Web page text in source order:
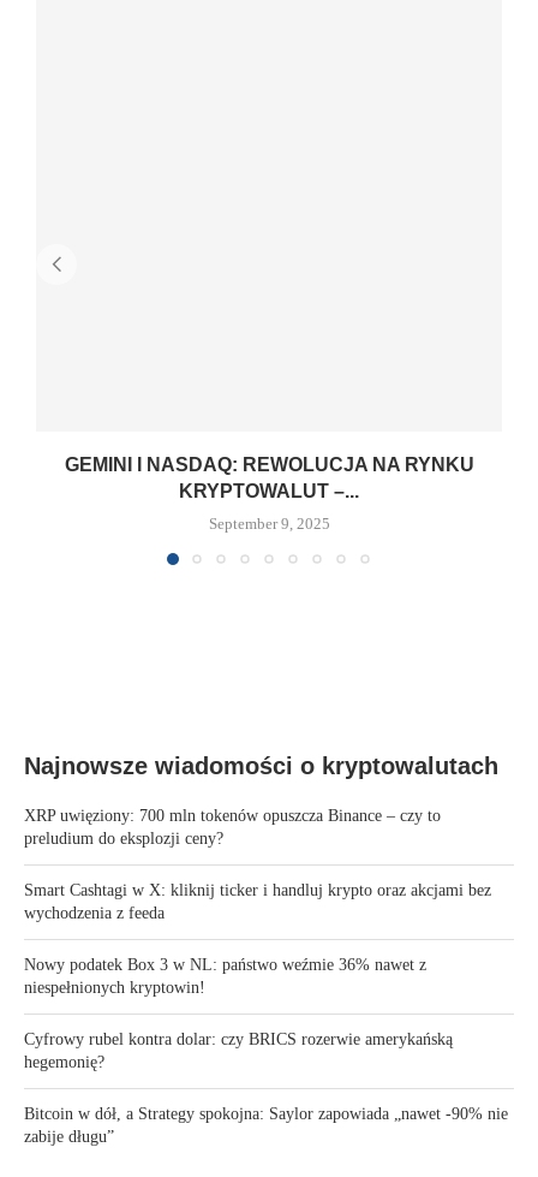
GEMINI I NASDAQ: REWOLUCJA NA RYNKU
KRYPTOWALUT –...
September 9, 2025
Najnowsze wiadomości o kryptowalutach
XRP uwięziony: 700 mln tokenów opuszcza Binance – czy to
preludium do eksplozji ceny?
Smart Cashtagi w X: kliknij ticker i handluj krypto oraz akcjami bez
wychodzenia z feeda
Nowy podatek Box 3 w NL: państwo weźmie 36% nawet z
niespełnionych kryptowin!
Cyfrowy rubel kontra dolar: czy BRICS rozerwie amerykańską
hegemonię?
Bitcoin w dół, a Strategy spokojna: Saylor zapowiada „nawet -90% nie
zabije długu”